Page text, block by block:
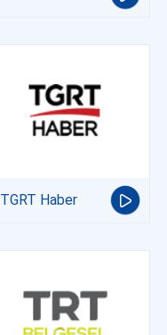
TGRT Haber